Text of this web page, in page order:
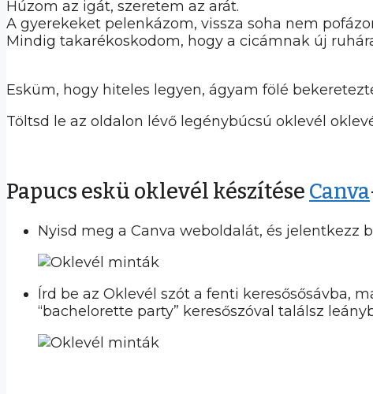
Húzom az igát, szeretem az arát.
A gyerekeket pelenkázom, vissza soha nem
Mindig takarékoskodom, hogy a cicámnak új
Esküm, hogy hiteles legyen, ágyam fölé
Töltsd le az oldalon lévő legénybúcsú oklevél
Papucs eskü oklevél készítése Canva
Nyisd meg a Canva weboldalát, és jelentkezz
Írd be az Oklevél szót a fenti keresősősávba,
“bachelorette party” keresőszóval találsz